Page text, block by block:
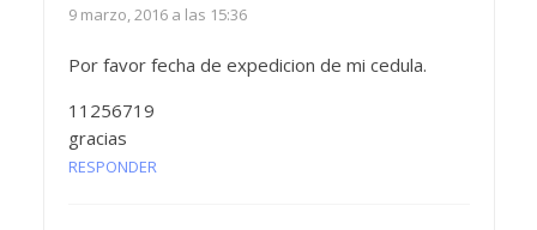
9 marzo, 2016 a las 15:36
Por favor fecha de expedicion de mi cedula.
11256719
gracias
RESPONDER